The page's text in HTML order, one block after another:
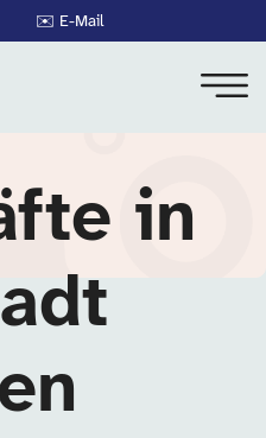
✉️ E-Mail
in